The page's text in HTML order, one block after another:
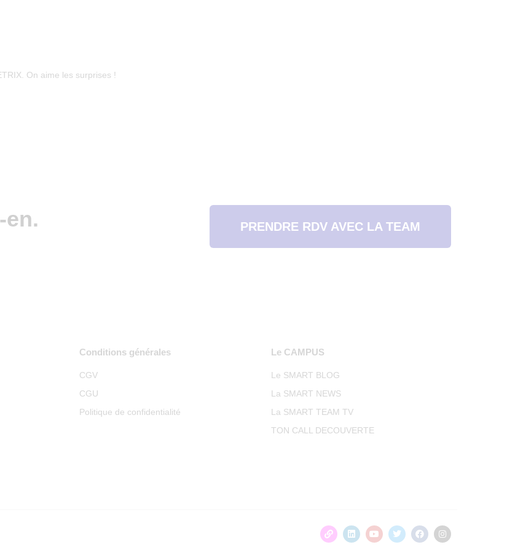
On aime les surprises !
PRENDRE RDV AVEC LA TEAM
Conditions générales
CGV
CGU
Politique de confidentialité
Le CAMPUS
Le SMART BLOG
La SMART NEWS
La SMART TEAM TV
TON CALL DECOUVERTE